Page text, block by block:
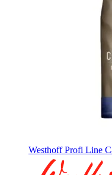
Westhoff Profi Line